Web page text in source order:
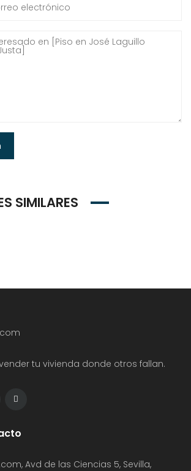
SIMILARES
tu vivienda donde otros fallan.
Avd de las Ciencias 5, Sevilla,